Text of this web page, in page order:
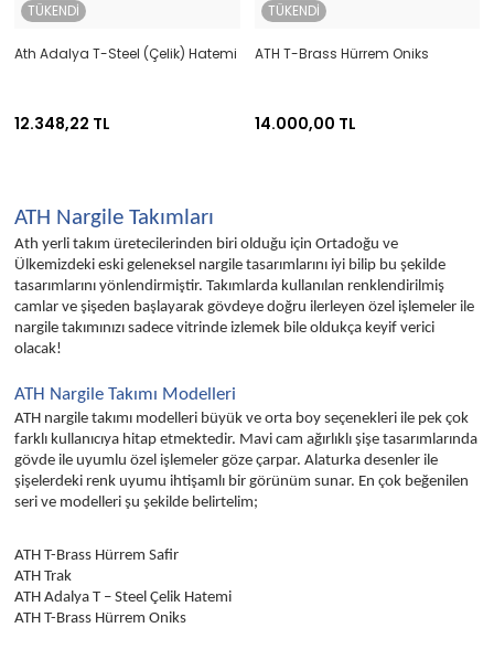
TÜKENDİ
Ath Adalya T-Steel (Çelik) Hatemi
12.348,22 TL
TÜKENDİ
ATH T-Brass Hürrem Oniks
14.000,00 TL
ATH Nargile Takımları
Ath yerli takım üretecilerinden biri olduğu için Ortadoğu ve
Ülkemizdeki eski geleneksel nargile tasarımlarını iyi bilip bu şekilde
tasarımlarını yönlendirmiştir. Takımlarda kullanılan renklendirilmiş
camlar ve şişeden başlayarak gövdeye doğru ilerleyen özel işlemeler ile
nargile takımınızı sadece vitrinde izlemek bile oldukça keyif verici
olacak!
ATH Nargile Takımı Modelleri
ATH nargile takımı modelleri büyük ve orta boy seçenekleri ile pek çok
farklı kullanıcıya hitap etmektedir. Mavi cam ağırlıklı şişe tasarımlarında
gövde ile uyumlu özel işlemeler göze çarpar. Alaturka desenler ile
şişelerdeki renk uyumu ihtişamlı bir görünüm sunar. En çok beğenilen
seri ve modelleri şu şekilde belirtelim;
ATH T-Brass Hürrem Safir
ATH Trak
ATH Adalya T – Steel Çelik Hatemi
ATH T-Brass Hürrem Oniks